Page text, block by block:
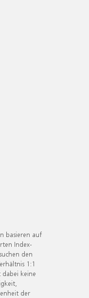
basieren auf
Index-
den
1:1
keine
der